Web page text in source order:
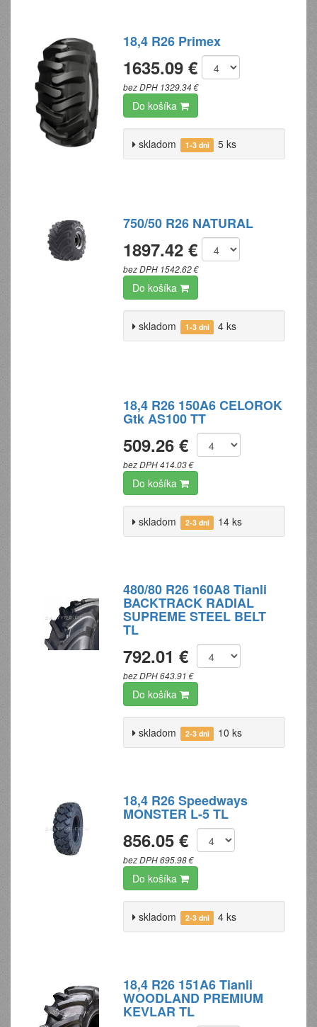
18,4 R26 Primex
1635.09 €
bez DPH 1329.34 €
Do košíka
skladom 1-3 dni 5 ks
750/50 R26 NATURAL
1897.42 €
bez DPH 1542.62 €
Do košíka
skladom 1-3 dni 4 ks
18,4 R26 150A6 CELOROK
Gtk AS100 TT
509.26 €
bez DPH 414.03 €
Do košíka
skladom 2-3 dni 14 ks
480/80 R26 160A8 Tianli
BACKTRACK RADIAL
SUPREME STEEL BELT
TL
792.01 €
bez DPH 643.91 €
Do košíka
skladom 2-3 dni 10 ks
18,4 R26 Speedways
MONSTER L-5 TL
856.05 €
bez DPH 695.98 €
Do košíka
skladom 2-3 dni 4 ks
18,4 R26 151A6 Tianli
WOODLAND PREMIUM
KEVLAR TL